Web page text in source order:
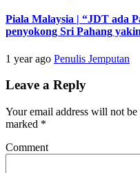
Piala Malaysia | “JDT ada
penyokong Sri Pahang
1 year ago Penulis Jemputan
Leave a Reply
Your email address will not be
marked *
Comment